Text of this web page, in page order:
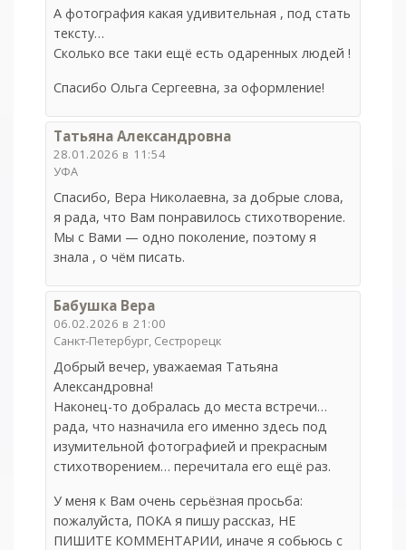
А фотография какая удивительная , под стать
тексту…
Сколько все таки ещё есть одаренных людей !
Спасибо Ольга Сергеевна, за оформление!
Татьяна Александровна
28.01.2026 в 11:54
УФА
Спасибо, Вера Николаевна, за добрые слова,
я рада, что Вам понравилось стихотворение.
Мы с Вами — одно поколение, поэтому я
знала , о чём писать.
Бабушка Вера
06.02.2026 в 21:00
Санкт-Петербург, Сестрорецк
Добрый вечер, уважаемая Татьяна
Александровна!
Наконец-то добралась до места встречи…
рада, что назначила его именно здесь под
изумительной фотографией и прекрасным
стихотворением… перечитала его ещё раз.
У меня к Вам очень серьёзная просьба:
пожалуйста, ПОКА я пишу рассказ, НЕ
ПИШИТЕ КОММЕНТАРИИ, иначе я собьюсь с